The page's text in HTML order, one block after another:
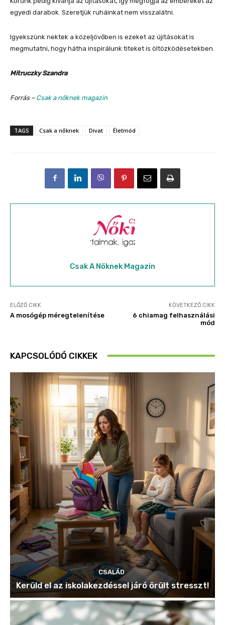
egyedi darabok. Szeretjük ruháinkat nem visszalátni.
Igyekszünk nektek a közeljövőben is ezeket az újításokat is
megmutatni, hogy hátha inspirálunk titeket is öltözködésetekben.
Mitruczky Szandra
Forrás – Csak a nőknek magazin
TAGS Csak a nőknek Divat Életmód
Csak A Nőknek Magazin
ELŐZŐ CIKK
A mosógép méregtelenítése
KÖVETKEZŐ CIKK
6 chiamag felhasználási
mód
KAPCSOLÓDÓ CIKKEK
CSALÁD
Kerüld el az iskolakezdéssel járó őrült stresszt!